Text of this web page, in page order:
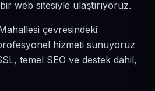
web sitesiyle ulaştırıyoruz.
çevresindeki
hizmeti sunuyoruz
temel SEO ve destek dahil,